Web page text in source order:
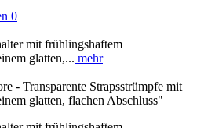
0
mit frühlingshaftem
glatten,... mehr
- Transparente Strapsstrümpfe mit
glatten, flachen Abschluss"